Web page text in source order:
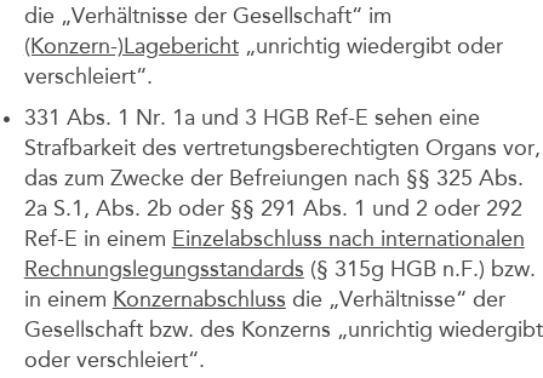
die „Verhältnisse der Gesellschaft“ im
(Konzern-)Lagebericht„unrichtig wiedergibt oder
verschleiert“.
331 Abs. 1 Nr. 1a und 3 HGB Ref-E sehen eine
Strafbarkeit des vertretungsberechtigten Organs vor,
das zum Zwecke der Befreiungen nach §§ 325 Abs.
2a S.1, Abs. 2b oder §§ 291 Abs. 1 und 2 oder 292
Ref-E in einem Einzelabschluss nach internationalen
Rechnungslegungsstandards (§ 315g HGB n.F.) bzw.
in einem Konzernabschluss die „Verhältnisse“ der
Gesellschaft bzw. des Konzerns „unrichtig wiedergibt
oder verschleiert“.